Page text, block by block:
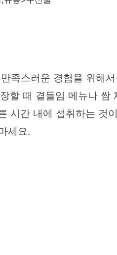
족스러운 경험을 위해
할 때 곁들임 메뉴나
시간 내에 섭취하는 것
세요.